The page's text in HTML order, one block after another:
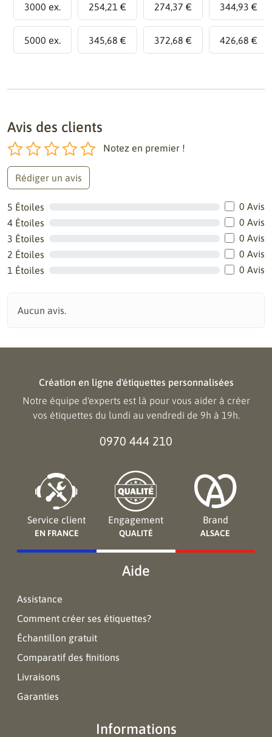
3000 ex. 254,21 € 274,37 € 344,93 €
5000 ex. 345,68 € 372,68 € 426,68 €
Avis des clients
Notez en premier !
Rédiger un avis
5 Étoiles
0 Avis
4 Étoiles
0 Avis
3 Étoiles
0 Avis
2 Étoiles
0 Avis
1 Étoiles
0 Avis
Aucun avis.
Création en ligne d'étiquettes personnalisées
Notre équipe d'experts est là pour vous aider à créer
vos étiquettes du lundi au vendredi de 9h à 19h.
0970 444 210
Service client
EN FRANCE
Engagement
QUALITÉ
Brand
ALSACE
Aide
Assistance
Comment créer ses étiquettes?
Échantillon gratuit
Comparatif des finitions
Livraisons
Garanties
Informations